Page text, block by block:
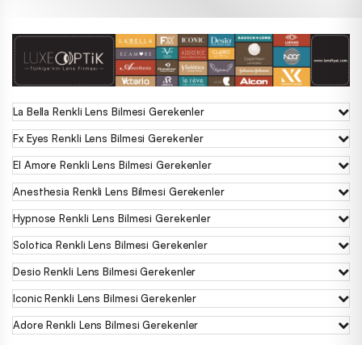
La Bella Renkli Lens Bilmesi Gerekenler
Fx Eyes Renkli Lens Bilmesi Gerekenler
El Amore Renkli Lens Bilmesi Gerekenler
Anesthesia Renkli Lens Bilmesi Gerekenler
Hypnose Renkli Lens Bilmesi Gerekenler
Solotica Renkli Lens Bilmesi Gerekenler
Desio Renkli Lens Bilmesi Gerekenler
Iconic Renkli Lens Bilmesi Gerekenler
Adore Renkli Lens Bilmesi Gerekenler